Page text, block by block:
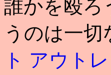
誰かを殴ろ
うのは一
ト アウト